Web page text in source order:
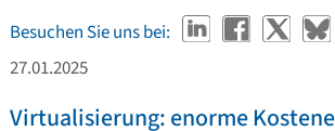
Besuchen Sie uns bei:
27.01.2025
Virtualisierung: enorme